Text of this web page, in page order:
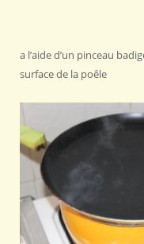
a l’aide d’un pinceau
surface de la poêle